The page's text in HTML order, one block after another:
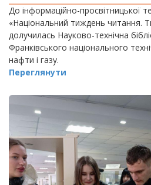
До інформаційно-просвітницької
«Національний тиждень читання.
долучилась Науково-технічна
Франківського національного
нафти і газу.
Переглянути